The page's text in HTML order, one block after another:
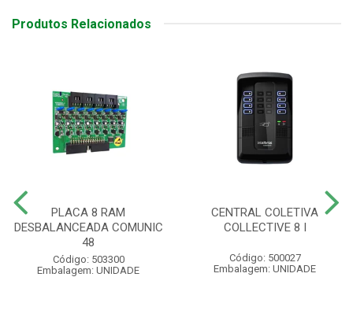
Produtos Relacionados
PLACA 8 RAM
DESBALANCEADA COMUNIC
48
Código: 503300
Embalagem: UNIDADE
CENTRAL COLETIVA
COLLECTIVE 8 I
Código: 500027
Embalagem: UNIDADE